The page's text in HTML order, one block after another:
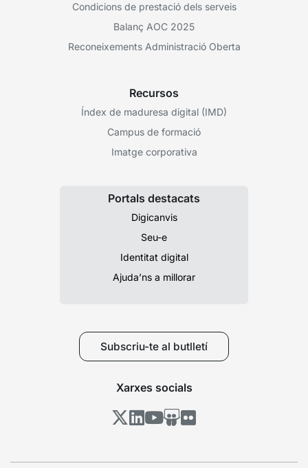
Condicions de prestació dels serveis
Balanç AOC 2025
Reconeixements Administració Oberta
Recursos
Índex de maduresa digital (IMD)
Campus de formació
Imatge corporativa
Portals destacats
Digicanvis
Seu-e
Identitat digital
Ajuda’ns a millorar
Subscriu-te al butlletí
Xarxes socials